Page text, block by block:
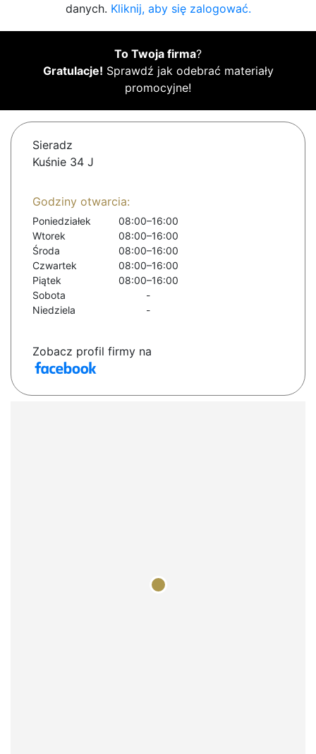
danych. Kliknij, aby się zalogować.
To Twoja firma?
Gratulacje! Sprawdź jak odebrać materiały
promocyjne!
Sieradz
Kuśnie 34 J
Godziny otwarcia:
Poniedziałek
08:00–16:00
Wtorek
08:00–16:00
Środa
08:00–16:00
Czwartek
08:00–16:00
Piątek
08:00–16:00
Sobota
-
Niedziela
-
Zobacz profil firmy na